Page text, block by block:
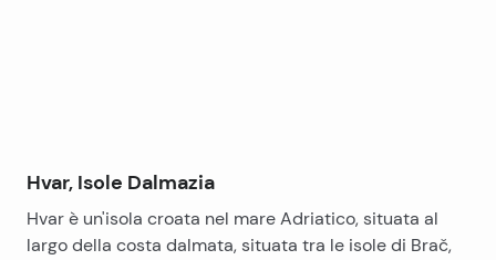
Hvar, Isole Dalmazia
Hvar è un'isola croata nel mare Adriatico, situata al
largo della costa dalmata, situata tra le isole di Brač,